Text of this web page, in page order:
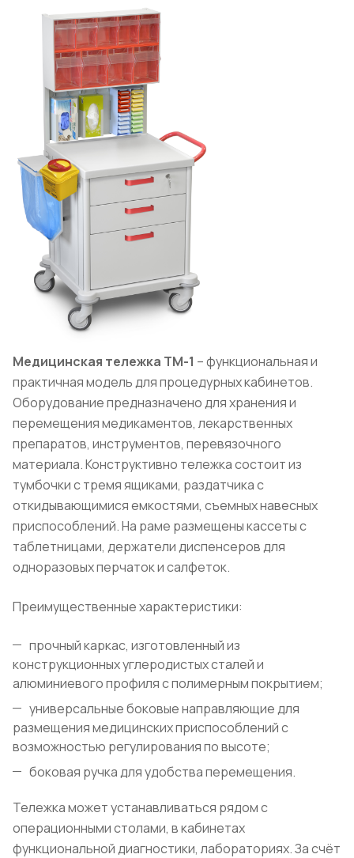
Медицинская тележка ТМ-1 – функциональная и
практичная модель для процедурных кабинетов.
Оборудование предназначено для хранения и
перемещения медикаментов, лекарственных
препаратов, инструментов, перевязочного
материала. Конструктивно тележка состоит из
тумбочки с тремя ящиками, раздатчика с
откидывающимися емкостями, съемных навесных
приспособлений. На раме размещены кассеты с
таблетницами, держатели диспенсеров для
одноразовых перчаток и салфеток.
Преимущественные характеристики:
прочный каркас, изготовленный из
конструкционных углеродистых сталей и
алюминиевого профиля с полимерным покрытием;
универсальные боковые направляющие для
размещения медицинских приспособлений с
возможностью регулирования по высоте;
боковая ручка для удобства перемещения.
Тележка может устанавливаться рядом с
операционными столами, в кабинетах
функциональной диагностики, лабораториях. За счёт